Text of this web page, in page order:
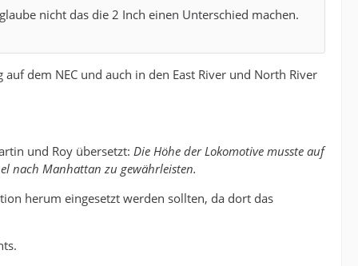
nicht das die 2 Inch einen Unterschied machen.
dem NEC und auch in den East River und North River
und Roy übersetzt: Die Höhe der Lokomotive musste auf
nach Manhattan zu gewährleisten.
herum eingesetzt werden sollten, da dort das